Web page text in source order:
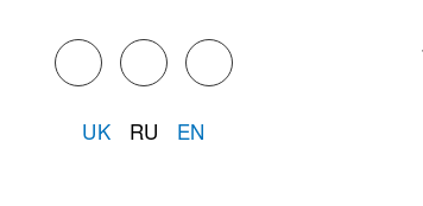
UK RU EN